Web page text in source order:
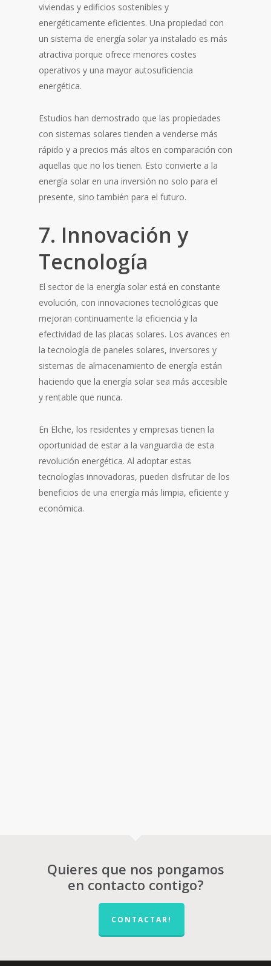
viviendas y edificios sostenibles y
energéticamente eficientes. Una propiedad con
un sistema de energía solar ya instalado es más
atractiva porque ofrece menores costes
operativos y una mayor autosuficiencia
energética.
Estudios han demostrado que las propiedades
con sistemas solares tienden a venderse más
rápido y a precios más altos en comparación con
aquellas que no los tienen. Esto convierte a la
energía solar en una inversión no solo para el
presente, sino también para el futuro.
7. Innovación y
Tecnología
El sector de la energía solar está en constante
evolución, con innovaciones tecnológicas que
mejoran continuamente la eficiencia y la
efectividad de las placas solares. Los avances en
la tecnología de paneles solares, inversores y
sistemas de almacenamiento de energía están
haciendo que la energía solar sea más accesible
y rentable que nunca.
En Elche, los residentes y empresas tienen la
oportunidad de estar a la vanguardia de esta
revolución energética. Al adoptar estas
tecnologías innovadoras, pueden disfrutar de los
beneficios de una energía más limpia, eficiente y
económica.
Quieres que nos pongamos
en contacto contigo?
CONTACTAR!